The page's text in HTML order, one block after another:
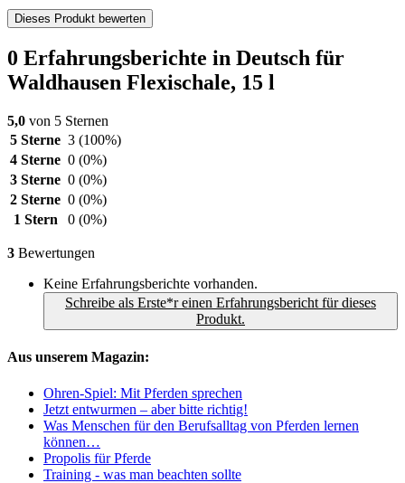
Dieses Produkt bewerten
0 Erfahrungsberichte in Deutsch für
Waldhausen Flexischale, 15 l
5,0 von 5 Sternen
5 Sterne 3 (100%)
4 Sterne 0 (0%)
3 Sterne 0 (0%)
2 Sterne 0 (0%)
1 Stern
0 (0%)
3 Bewertungen
Keine Erfahrungsberichte vorhanden.
Schreibe als Erste*r einen Erfahrungsbericht für dieses
Produkt.
Aus unserem Magazin:
Ohren-Spiel: Mit Pferden sprechen
Jetzt entwurmen – aber bitte richtig!
Was Menschen für den Berufsalltag von Pferden lernen
können…
Propolis für Pferde
Training - was man beachten sollte